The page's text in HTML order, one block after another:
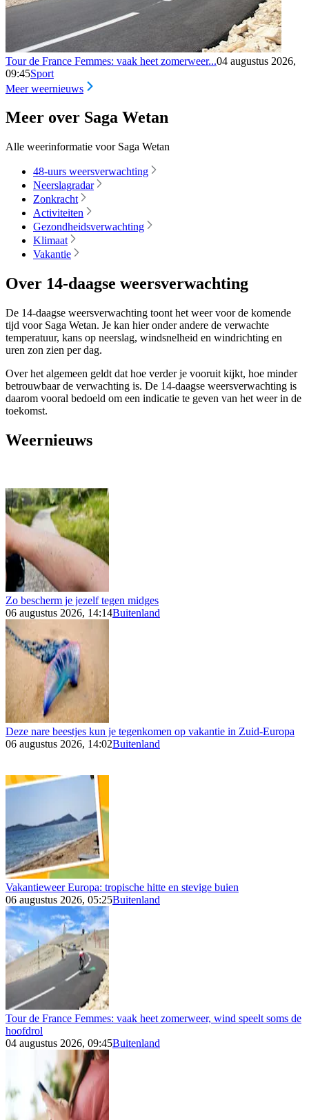
Tour de France Femmes: vaak heet zomerweer...04 augustus 2026,
09:45Sport
Meer weernieuws
Meer over Saga Wetan
Alle weerinformatie voor Saga Wetan
48-uurs weersverwachting
Neerslagradar
Zonkracht
Activiteiten
Gezondheidsverwachting
Klimaat
Vakantie
Over 14-daagse weersverwachting
De 14-daagse weersverwachting toont het weer voor de komende
tijd voor Saga Wetan. Je kan hier onder andere de verwachte
temperatuur, kans op neerslag, windsnelheid en windrichting en
uren zon zien per dag.
Over het algemeen geldt dat hoe verder je vooruit kijkt, hoe minder
betrouwbaar de verwachting is. De 14-daagse weersverwachting is
daarom vooral bedoeld om een indicatie te geven van het weer in de
toekomst.
Weernieuws
Zo bescherm je jezelf tegen midges
06 augustus 2026, 14:14Buitenland
Deze nare beestjes kun je tegenkomen op vakantie in Zuid-Europa
06 augustus 2026, 14:02Buitenland
Vakantieweer Europa: tropische hitte en stevige buien
06 augustus 2026, 05:25Buitenland
Tour de France Femmes: vaak heet zomerweer, wind speelt soms de
hoofdrol
04 augustus 2026, 09:45Buitenland